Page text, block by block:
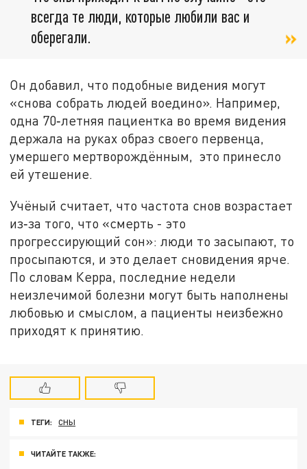
всегда те люди, которые любили вас и
оберегали.
Он добавил, что подобные видения могут
«снова собрать людей воедино». Например,
одна 70‑летняя пациентка во время видения
держала на руках образ своего первенца,
умершего мертворождённым, это принесло
ей утешение.
Учёный считает, что частота снов возрастает
из‑за того, что «смерть - это
прогрессирующий сон»: люди то засыпают, то
просыпаются, и это делает сновидения ярче.
По словам Керра, последние недели
неизлечимой болезни могут быть наполнены
любовью и смыслом, а пациенты неизбежно
приходят к принятию.
ТЕГИ: СНЫ
ЧИТАЙТЕ ТАКЖЕ: